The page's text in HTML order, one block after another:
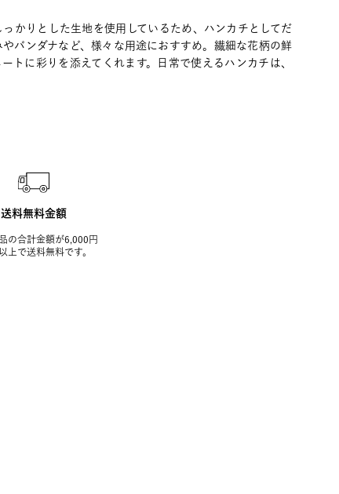
かりとした生地を使用しているため、ハンカチとしてだ
バンダナなど、様々な用途におすすめ。繊細な花柄の鮮
トに彩りを添えてくれます。日常で使えるハンカチは、
送料無料金額
の合計金額が6,000円
上で送料無料です。